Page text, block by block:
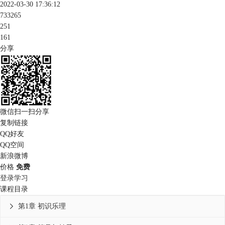
2022-03-30 17:36:12
733265
251
161
分享
微信扫一扫分享
复制链接
QQ好友
QQ空间
新浪微博
价格 免费
登录学习
课程目录
第1章 初识乐理
